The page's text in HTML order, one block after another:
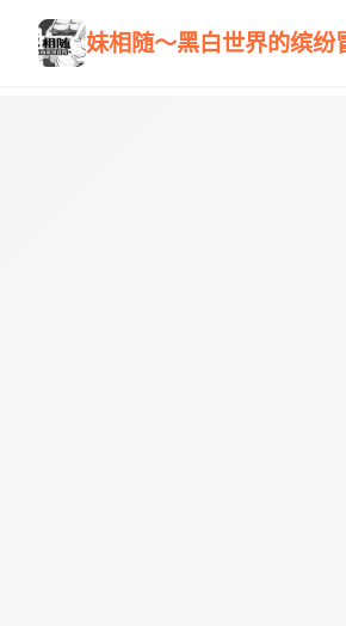
妹相随～黑白世界的缤纷